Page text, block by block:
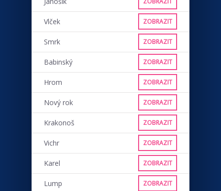
Vlček ZOBRAZIT
Smrk ZOBRAZIT
Babinský ZOBRAZIT
Hrom ZOBRAZIT
Nový rok ZOBRAZIT
Krakonoš ZOBRAZIT
Vichr ZOBRAZIT
Karel ZOBRAZIT
Lump ZOBRAZIT